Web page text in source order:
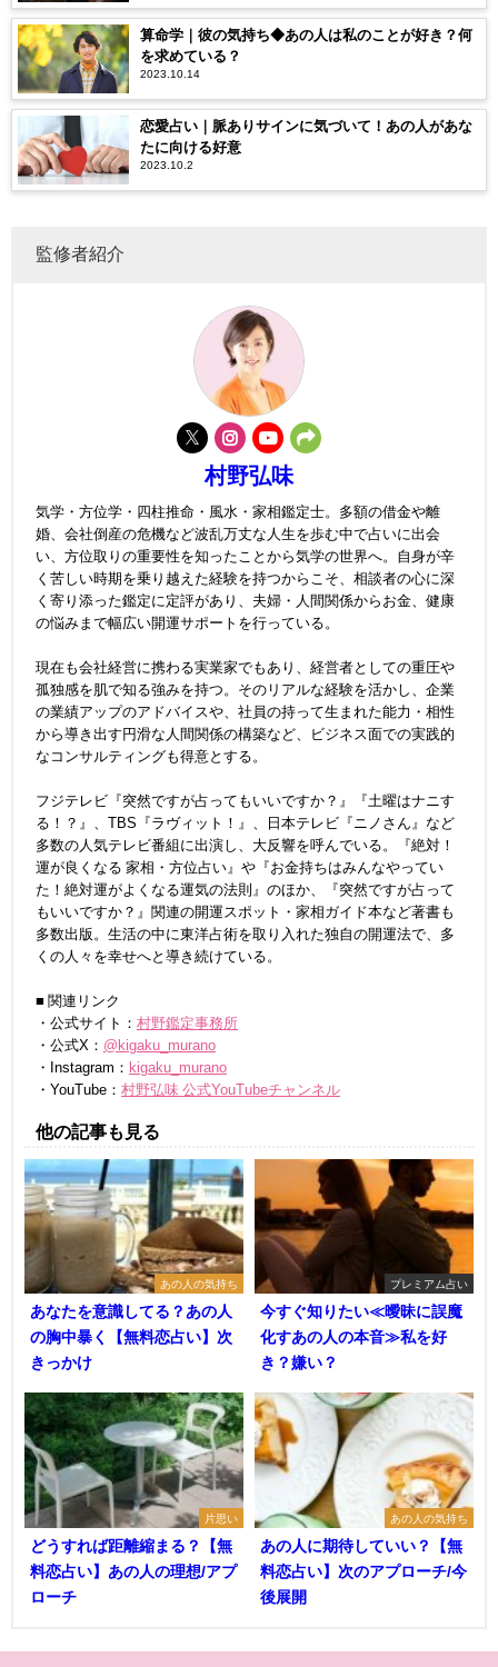
算命学｜彼の気持ち◆あの人は私のことが好き？何
を求めている？
2023.10.14
恋愛占い｜脈ありサインに気づいて！あの人があな
たに向ける好意
2023.10.2
監修者紹介
村野弘味
気学・方位学・四柱推命・風水・家相鑑定士。多額の借金や離
婚、会社倒産の危機など波乱万丈な人生を歩む中で占いに出会
い、方位取りの重要性を知ったことから気学の世界へ。自身が辛
く苦しい時期を乗り越えた経験を持つからこそ、相談者の心に深
く寄り添った鑑定に定評があり、夫婦・人間関係からお金、健康
の悩みまで幅広い開運サポートを行っている。
現在も会社経営に携わる実業家でもあり、経営者としての重圧や
孤独感を肌で知る強みを持つ。そのリアルな経験を活かし、企業
の業績アップのアドバイスや、社員の持って生まれた能力・相性
から導き出す円滑な人間関係の構築など、ビジネス面での実践的
なコンサルティングも得意とする。
フジテレビ『突然ですが占ってもいいですか？』『土曜はナニす
る！？』、TBS『ラヴィット！』、日本テレビ『ニノさん』など
多数の人気テレビ番組に出演し、大反響を呼んでいる。『絶対！
運が良くなる 家相・方位占い』や『お金持ちはみんなやってい
た！絶対運がよくなる運気の法則』のほか、『突然ですが占って
もいいですか？』関連の開運スポット・家相ガイド本など著書も
多数出版。生活の中に東洋占術を取り入れた独自の開運法で、多
くの人々を幸せへと導き続けている。
■ 関連リンク
・公式サイト： 村野鑑定事務所
・公式X： @kigaku_murano
・Instagram： kigaku_murano
・YouTube： 村野弘味 公式YouTubeチャンネル
他の記事も見る
あの人の気持ち
あなたを意識してる？あの人
の胸中暴く【無料恋占い】次
きっかけ
プレミアム占い
今すぐ知りたい≪曖昧に誤魔
化すあの人の本音≫私を好
き？嫌い？
片思い
どうすれば距離縮まる？【無
料恋占い】あの人の理想/アプ
ローチ
あの人の気持ち
あの人に期待していい？【無
料恋占い】次のアプローチ/今
後展開